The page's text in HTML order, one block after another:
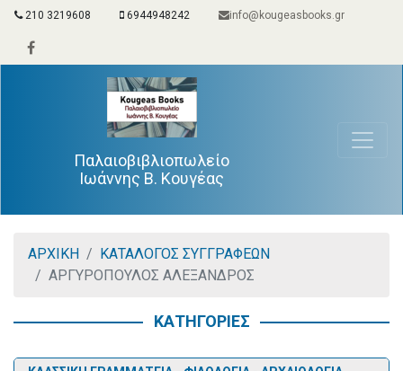
210 3219608 6944948242 info@kougeasbooks.gr
Παλαιοβιβλιοπωλείο
Ιωάννης Β. Κουγέας
ΑΡΧΙΚΗ
ΚΑΤΑΛΟΓΟΣ ΣΥΓΓΡΑΦΕΩΝ
ΑΡΓΥΡΟΠΟΥΛΟΣ ΑΛΕΞΑΝΔΡΟΣ
ΚΑΤΗΓΟΡΙΕΣ